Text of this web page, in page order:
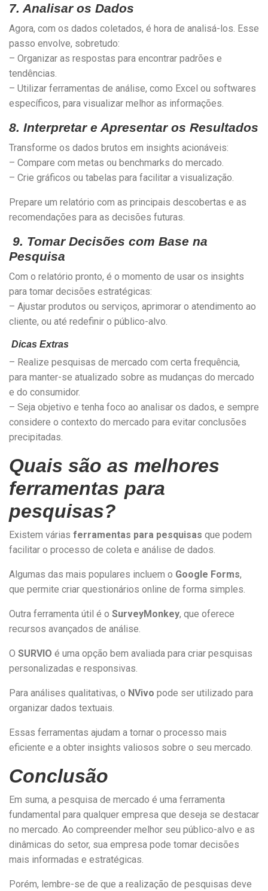
7. Analisar os Dados
Agora, com os dados coletados, é hora de analisá-los. Esse
passo envolve, sobretudo:
– Organizar as respostas para encontrar padrões e
tendências.
– Utilizar ferramentas de análise, como Excel ou softwares
específicos, para visualizar melhor as informações.
8. Interpretar e Apresentar os Resultados
Transforme os dados brutos em insights acionáveis:
– Compare com metas ou benchmarks do mercado.
– Crie gráficos ou tabelas para facilitar a visualização.
Prepare um relatório com as principais descobertas e as
recomendações para as decisões futuras.
9. Tomar Decisões com Base na
Pesquisa
Com o relatório pronto, é o momento de usar os insights
para tomar decisões estratégicas:
– Ajustar produtos ou serviços, aprimorar o atendimento ao
cliente, ou até redefinir o público-alvo.
Dicas Extras
– Realize pesquisas de mercado com certa frequência,
para manter-se atualizado sobre as mudanças do mercado
e do consumidor.
– Seja objetivo e tenha foco ao analisar os dados, e sempre
considere o contexto do mercado para evitar conclusões
precipitadas.
Quais são as melhores
ferramentas para
pesquisas?
Existem várias ferramentas para pesquisas que podem
facilitar o processo de coleta e análise de dados.
Algumas das mais populares incluem o Google Forms,
que permite criar questionários online de forma simples.
Outra ferramenta útil é o SurveyMonkey, que oferece
recursos avançados de análise.
O SURVIO é uma opção bem avaliada para criar pesquisas
personalizadas e responsivas.
Para análises qualitativas, o NVivo pode ser utilizado para
organizar dados textuais.
Essas ferramentas ajudam a tornar o processo mais
eficiente e a obter insights valiosos sobre o seu mercado.
Conclusão
Em suma, a pesquisa de mercado é uma ferramenta
fundamental para qualquer empresa que deseja se destacar
no mercado. Ao compreender melhor seu público-alvo e as
dinâmicas do setor, sua empresa pode tomar decisões
mais informadas e estratégicas.
Porém, lembre-se de que a realização de pesquisas deve